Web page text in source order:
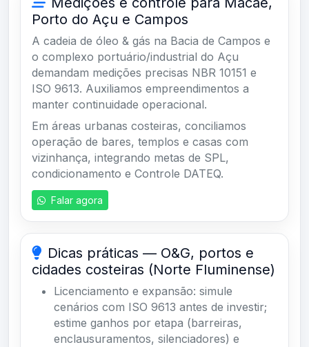
Porto do Açu e Campos
A cadeia de óleo & gás na Bacia de Campos e
o complexo portuário/industrial do Açu
demandam medições precisas NBR 10151 e
ISO 9613. Auxiliamos empreendimentos a
manter continuidade operacional.
Em áreas urbanas costeiras, conciliamos
operação de bares, templos e casas com
vizinhança, integrando metas de SPL,
condicionamento e Controle DATEQ.
Falar agora
Dicas práticas — O&G, portos e
cidades costeiras (Norte Fluminense)
Licenciamento e expansão: simule
cenários com ISO 9613 antes de investir;
estime ganhos por etapa (barreiras,
enclausuramentos, silenciadores) e